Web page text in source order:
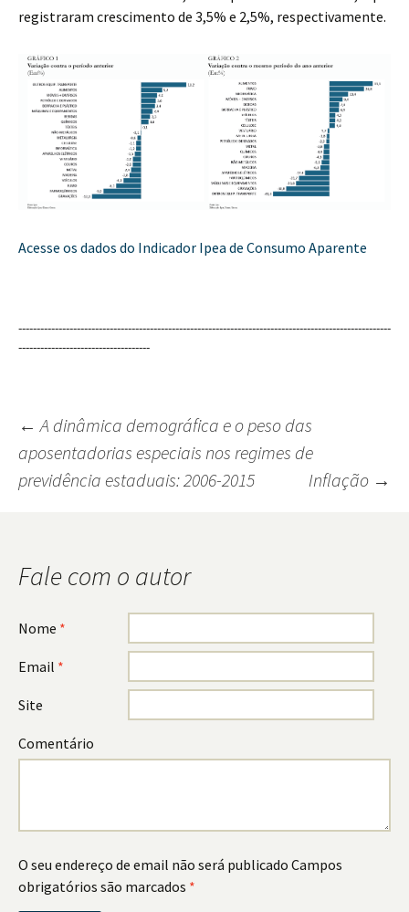
registraram crescimento de 3,5% e 2,5%, respectivamente.
Acesse os dados do Indicador Ipea de Consumo Aparente
------------------------------------------------------------------------------------------------------
------------------------------------
Navegação
do
← A dinâmica demográfica e o peso das
aposentadorias especiais nos regimes de
previdência estaduais: 2006-2015
Inflação →
Fale com o autor
Nome *
Email *
Site
Comentário
O seu endereço de email não será publicado Campos
obrigatórios são marcados *